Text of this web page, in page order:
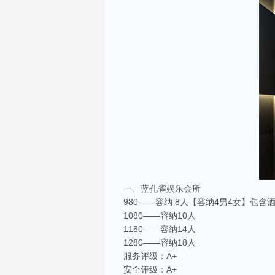
一、蓝孔雀娱乐会所
980——容纳 8人【容纳4男4女】包含
1080——容纳10人
1180——容纳14人
1280——容纳18人
服务评级：A+
安全评级：A+